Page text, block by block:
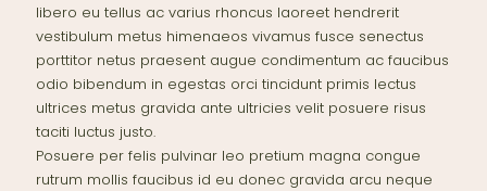
libero eu tellus ac varius rhoncus laoreet hendrerit
vestibulum metus himenaeos vivamus fusce senectus
porttitor netus praesent augue condimentum ac faucibus
odio bibendum in egestas orci tincidunt primis lectus
ultrices metus gravida ante ultricies velit posuere risus
taciti luctus justo.
Posuere per felis pulvinar leo pretium magna congue
rutrum mollis faucibus id eu donec gravida arcu neque